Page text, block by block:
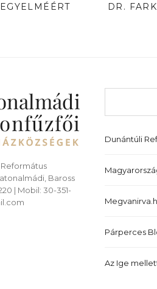
DR.
Baross
| Mobil: 30-351-
Dunántúli
Párperces
Az Ige